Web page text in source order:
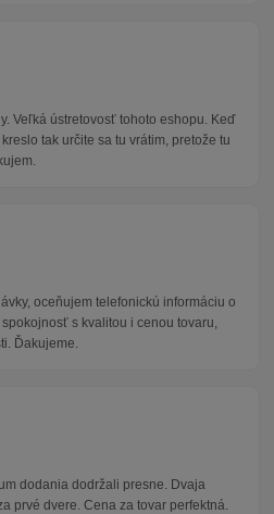
Veľká ústretovosť tohoto eshopu. Keď
tak určite sa tu vrátim, pretože tu
oceňujem telefonickú informáciu o
s kvalitou i cenou tovaru,
Ďakujeme.
dodania dodržali presne. Dvaja
prvé dvere. Cena za tovar perfektná.